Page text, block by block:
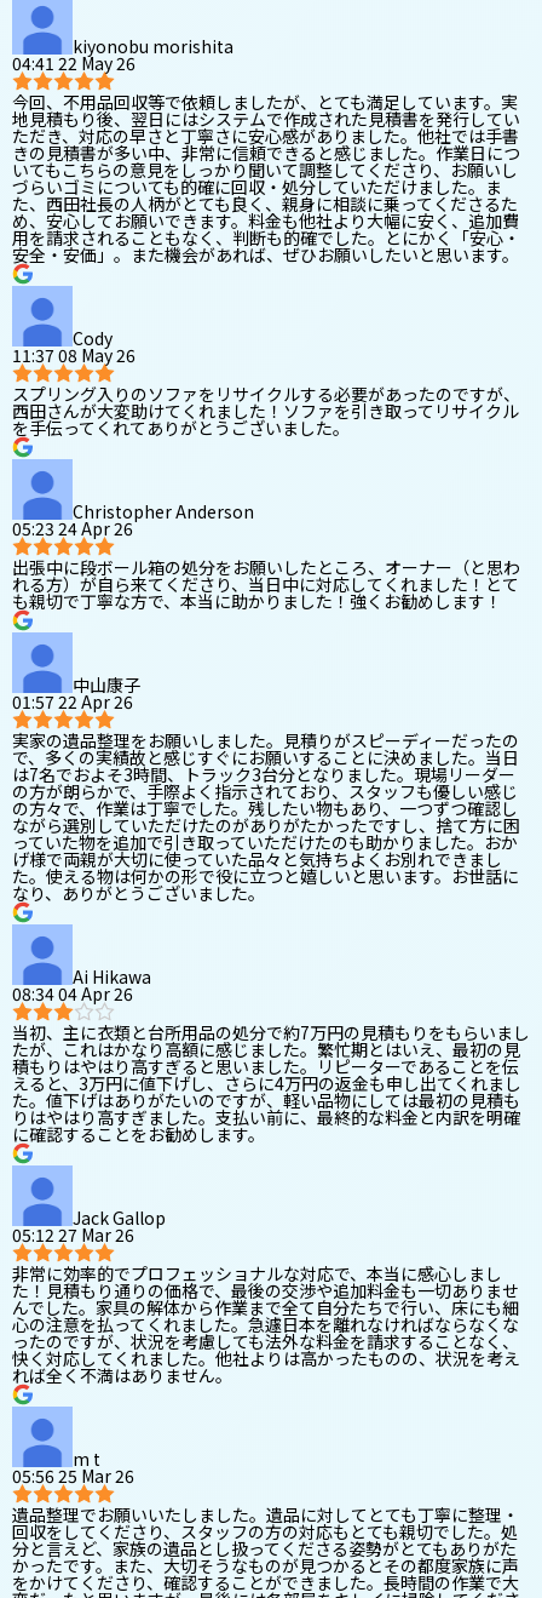
kiyonobu morishita
04:41 22 May 26
今回、不用品回収等で依頼しましたが、とても満足しています。実
地見積もり後、翌日にはシステムで作成された見積書を発行してい
ただき、対応の早さと丁寧さに安心感がありました。他社では手書
きの見積書が多い中、非常に信頼できると感じました。作業日につ
いてもこちらの意見をしっかり聞いて調整してくださり、お願いし
づらいゴミについても的確に回収・処分していただけました。ま
た、西田社長の人柄がとても良く、親身に相談に乗ってくださるた
め、安心してお願いできます。料金も他社より大幅に安く、追加費
用を請求されることもなく、判断も的確でした。とにかく「安心・
安全・安価」。また機会があれば、ぜひお願いしたいと思います。
Cody
11:37 08 May 26
スプリング入りのソファをリサイクルする必要があったのですが、
西田さんが大変助けてくれました！ソファを引き取ってリサイクル
を手伝ってくれてありがとうございました。
Christopher Anderson
05:23 24 Apr 26
出張中に段ボール箱の処分をお願いしたところ、オーナー（と思わ
れる方）が自ら来てくださり、当日中に対応してくれました！とて
も親切で丁寧な方で、本当に助かりました！強くお勧めします！
中山康子
01:57 22 Apr 26
実家の遺品整理をお願いしました。見積りがスピーディーだったの
で、多くの実績故と感じすぐにお願いすることに決めました。当日
は7名でおよそ3時間、トラック3台分となりました。現場リーダー
の方が朗らかで、手際よく指示されており、スタッフも優しい感じ
の方々で、作業は丁寧でした。残したい物もあり、一つずつ確認し
ながら選別していただけたのがありがたかったですし、捨て方に困
っていた物を追加で引き取っていただけたのも助かりました。おか
げ様で両親が大切に使っていた品々と気持ちよくお別れできまし
た。使える物は何かの形で役に立つと嬉しいと思います。お世話に
なり、ありがとうございました。
Ai Hikawa
08:34 04 Apr 26
当初、主に衣類と台所用品の処分で約7万円の見積もりをもらいまし
たが、これはかなり高額に感じました。繁忙期とはいえ、最初の見
積もりはやはり高すぎると思いました。リピーターであることを伝
えると、3万円に値下げし、さらに4万円の返金も申し出てくれまし
た。値下げはありがたいのですが、軽い品物にしては最初の見積も
りはやはり高すぎました。支払い前に、最終的な料金と内訳を明確
に確認することをお勧めします。
Jack Gallop
05:12 27 Mar 26
非常に効率的でプロフェッショナルな対応で、本当に感心しまし
た！見積もり通りの価格で、最後の交渉や追加料金も一切ありませ
んでした。家具の解体から作業まで全て自分たちで行い、床にも細
心の注意を払ってくれました。急遽日本を離れなければならなくな
ったのですが、状況を考慮しても法外な料金を請求することなく、
快く対応してくれました。他社よりは高かったものの、状況を考え
れば全く不満はありません。
m t
05:56 25 Mar 26
遺品整理でお願いいたしました。遺品に対してとても丁寧に整理・
回収をしてくださり、スタッフの方の対応もとても親切でした。処
分と言えど、家族の遺品とし扱ってくださる姿勢がとてもありがた
かったです。また、大切そうなものが見つかるとその都度家族に声
をかけてくださり、確認することができました。長時間の作業で大